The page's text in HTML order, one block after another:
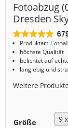
Fotoabzug
Dresden
Produktart:
höchste Qualität
belichtet auf
langlebig und
Weitere
Größe